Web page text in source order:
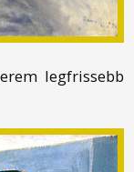
legfrissebb